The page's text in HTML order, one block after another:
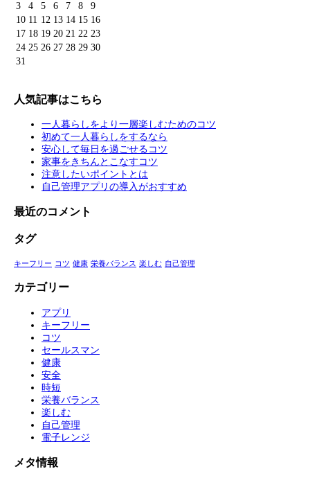
3
4 5 6 7 8
9
10 11 12 13 14 15 16
17 18 19 20 21 22 23
24 25 26 27 28 29 30
31
人気記事はこちら
一人暮らしをより一層楽しむためのコツ
初めて一人暮らしをするなら
安心して毎日を過ごせるコツ
家事をきちんとこなすコツ
注意したいポイントとは
自己管理アプリの導入がおすすめ
最近のコメント
タグ
キーフリー コツ 健康 栄養バランス 楽しむ 自己管理
カテゴリー
アプリ
キーフリー
コツ
セールスマン
健康
安全
時短
栄養バランス
楽しむ
自己管理
電子レンジ
メタ情報